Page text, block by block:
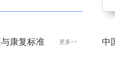
更多>>
康复标准 中